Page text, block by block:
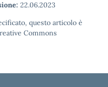
22.06.2023
questo articolo è
Commons